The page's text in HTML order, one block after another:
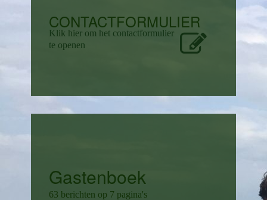
CONTACTFORMULIER
Klik hier om het contactformulier
te openen
Gastenboek
63 berichten op 7 pagina's